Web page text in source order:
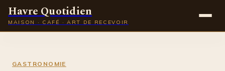
Havre Quotidien
MAISON · CAFÉ · ART DE RECEVOIR
GASTRONOMIE